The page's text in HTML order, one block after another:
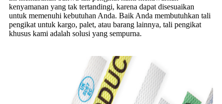
kenyamanan yang tak tertandingi, karena dapat disesuaikan
untuk memenuhi kebutuhan Anda. Baik Anda membutuhkan tali
pengikat untuk kargo, palet, atau barang lainnya, tali pengikat
khusus kami adalah solusi yang sempurna.